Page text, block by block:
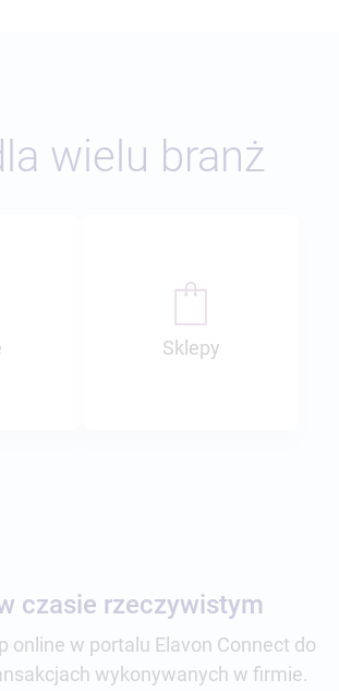
wielu branż
Sklepy
czasie rzeczywistym
online w portalu Elavon Connect do
wykonywanych w firmie.